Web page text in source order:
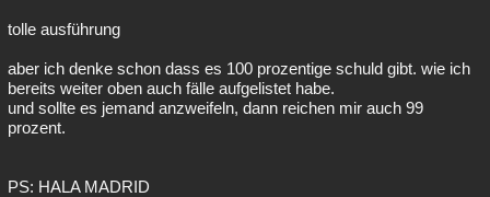
tolle ausführung
aber ich denke schon dass es 100 prozentige schuld gibt. wie ich
bereits weiter oben auch fälle aufgelistet habe.
und sollte es jemand anzweifeln, dann reichen mir auch 99
prozent.
PS: HALA MADRID